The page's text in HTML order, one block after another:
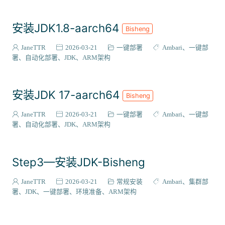
安装JDK1.8-aarch64 Bisheng
JaneTTR 2026-03-21 一键部署 Ambari
一键部
署
自动化部署 JDK ARM架构
安装JDK 17-aarch64 Bisheng
JaneTTR 2026-03-21 一键部署 Ambari
一键部
署
自动化部署 JDK ARM架构
Step3—安装JDK-Bisheng
JaneTTR 2026-03-21 常规安装 Ambari
集群部
署
JDK 一键部署 环境准备 ARM架构